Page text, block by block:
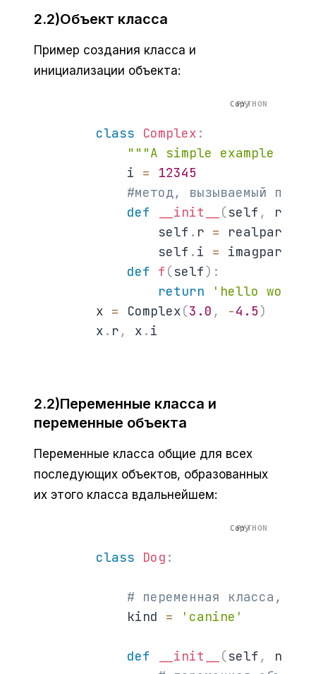
2.2)Объект класса
Пример создания класса и
инициализации объекта:
class Complex :
"""A simple example
            i
=
12345
#метод, вызываемый при
def
__init__ (self ,
                self
. r = realpart
                self
. i = imagpart
def
f (self) :
return
'hello world'
        x
= Complex(3.0 , -4.5)
        x
. r , x . i
Copy
2.2)Переменные класса и
переменные объекта
Переменные класса общие для всех
последующих объектов, образованных
их этого класса вдальнейшем:
class Dog :
# переменная класса,
            kind
= 'canine'
def __init__ (self , name
Copy